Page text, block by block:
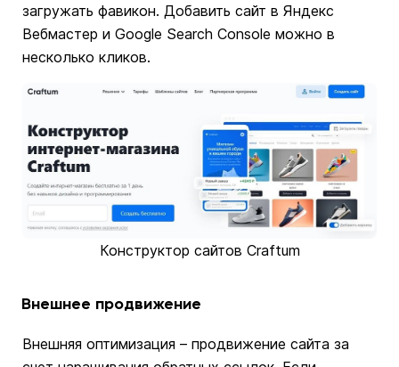
загружать фавикон. Добавить сайт в Яндекс
Вебмастер и Google Search Console можно в
несколько кликов.
Конструктор сайтов Craftum
Внешнее продвижение
Внешняя оптимизация – продвижение сайта за